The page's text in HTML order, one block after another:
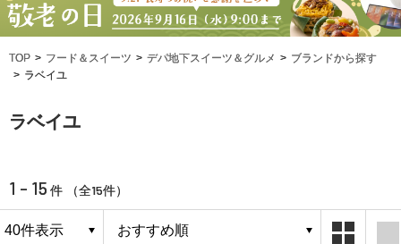
TOP フード＆スイーツ デパ地下スイーツ＆グルメ
ブランドから探す
ラベイユ
ラベイユ
1 - 15 件 （全15件）